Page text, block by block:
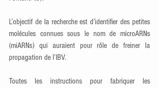
L’objectif de la recherche est d’identifier des petites
molécules connues sous le nom de microARNs
(miARNs) qui auraient pour rôle de freiner la
propagation de l’IBV.
Toutes les instructions pour fabriquer les